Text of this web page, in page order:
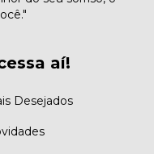
aí!
Desejados